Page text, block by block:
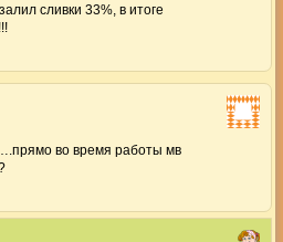
сливки 33%, в итоге
во время работы мв